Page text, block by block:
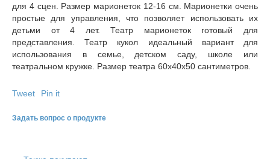
для 4 сцен. Размер марионеток 12-16 см. Марионетки очень
простые для управления, что позволяет использовать их
детьми от 4 лет. Театр марионеток готовый для
представления. Театр кукол идеальный вариант для
использования в семье, детском саду, школе или
театральном кружке. Размер театра 60х40х50 сантиметров.
Tweet Pin it
Задать вопрос о продукте